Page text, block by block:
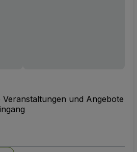
Veranstaltungen und Angebote